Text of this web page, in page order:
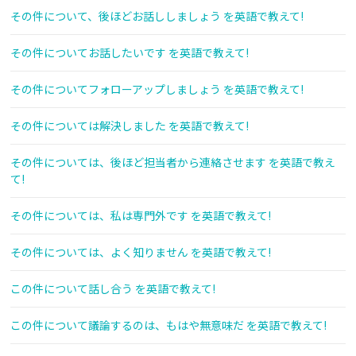
その件について、後ほどお話ししましょう を英語で教えて!
その件についてお話したいです を英語で教えて!
その件についてフォローアップしましょう を英語で教えて!
その件については解決しました を英語で教えて!
その件については、後ほど担当者から連絡させます を英語で教え
て!
その件については、私は専門外です を英語で教えて!
その件については、よく知りません を英語で教えて!
この件について話し合う を英語で教えて!
この件について議論するのは、もはや無意味だ を英語で教えて!